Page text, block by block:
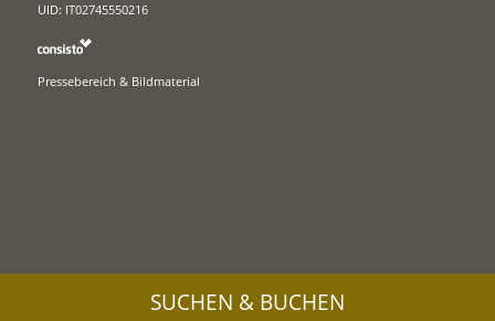
UID: IT02745550216
Pressebereich & Bildmaterial
SUCHEN & BUCHEN